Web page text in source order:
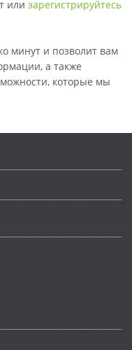
или зарегистрируйтесь
минут и позволит вам
а также
которые мы